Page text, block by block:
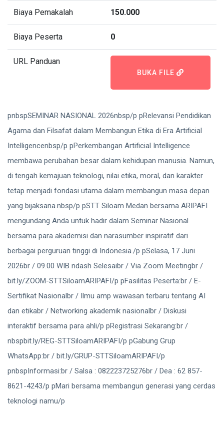
Biaya Pemakalah 150.000
Biaya Peserta 0
URL Panduan
BUKA FILE
pnbspSEMINAR NASIONAL 2026nbsp/p pRelevansi Pendidikan
Agama dan Filsafat dalam Membangun Etika di Era Artificial
Intelligencenbsp/p pPerkembangan Artificial Intelligence
membawa perubahan besar dalam kehidupan manusia. Namun,
di tengah kemajuan teknologi, nilai etika, moral, dan karakter
tetap menjadi fondasi utama dalam membangun masa depan
yang bijaksana.nbsp/p pSTT Siloam Medan bersama ARIPAFI
mengundang Anda untuk hadir dalam Seminar Nasional
bersama para akademisi dan narasumber inspiratif dari
berbagai perguruan tinggi di Indonesia./p pSelasa, 17 Juni
2026br / 09.00 WIB ndash Selesaibr / Via Zoom Meetingbr /
bit.ly/ZOOM-STTSiloamARIPAFI/p pFasilitas Peserta:br / E-
Sertifikat Nasionalbr / Ilmu amp wawasan terbaru tentang AI
dan etikabr / Networking akademik nasionalbr / Diskusi
interaktif bersama para ahli/p pRegistrasi Sekarang:br /
nbspbit.ly/REG-STTSiloamARIPAFI/p pGabung Grup
WhatsApp:br / bit.ly/GRUP-STTSiloamARIPAFI/p
pnbspInformasi:br / Salsa : 082223725276br / Dea : 62 857-
8621-4243/p pMari bersama membangun generasi yang cerdas
teknologi namu/p